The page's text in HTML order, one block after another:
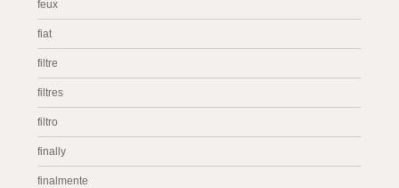
feux
fiat
filtre
filtres
filtro
finally
finalmente